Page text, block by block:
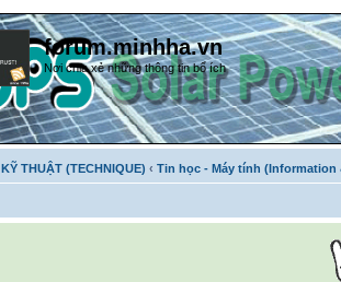
forum.minhha.vn
Nơi chia xẻ những thông tin bổ ích
KỸ THUẬT (TECHNIQUE) ‹ Tin học - Máy tính (Information